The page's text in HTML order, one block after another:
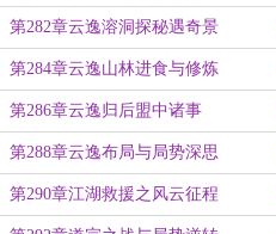
第282章云逸溶洞探秘遇奇景
第284章云逸山林进食与修炼
第286章云逸归后盟中诸事
第288章云逸布局与局势深思
第290章江湖救援之风云征程